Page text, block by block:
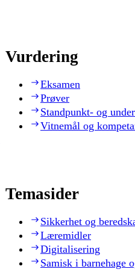
Vurdering
Eksamen
Prøver
Standpunkt- og
Vitnemål og
Temasider
Sikkerhet og
Læremidler
Digitalisering
Samisk i barnehage